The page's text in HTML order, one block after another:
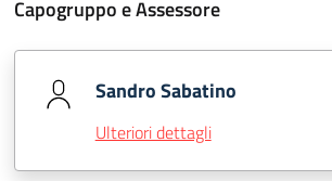
Capogruppo e Assessore
Sandro Sabatino
Ulteriori dettagli